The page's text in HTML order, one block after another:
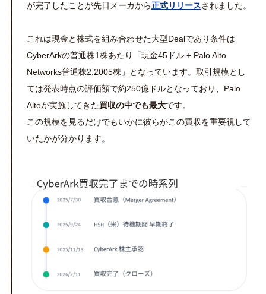
が完了したことが先日メーカから正式リリースされました。
これは現金と株式を組み合わせた大型Dealであり条件は
CyberArkの普通株1株あたり「現金45ドル + Palo Alto
Networks普通株2.2005株」となっています。取引規模とし
ては発表時点の評価額で約250億ドルとなっており、Palo
Altoが実施してきた買収の中でも最大です。
この規模を見るだけでもいかに彼らがこの買収を重要視して
いたかが分かります。